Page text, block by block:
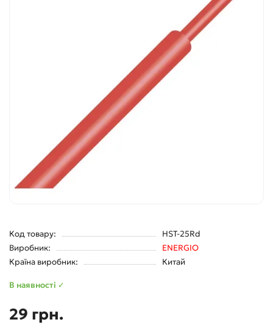
Код товару:
HST-25Rd
Виробник:
ENERGIO
Країна виробник:
Китай
В наявності ✓
29 грн.